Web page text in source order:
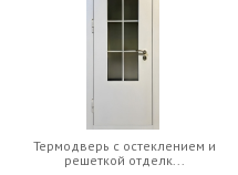
Термодверь с остеклением и
решеткой отделк...